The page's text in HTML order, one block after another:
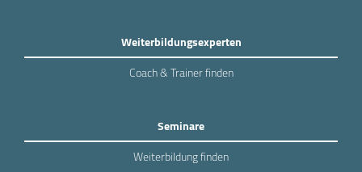
Weiterbildungsexperten
Coach & Trainer finden
Seminare
Weiterbildung finden